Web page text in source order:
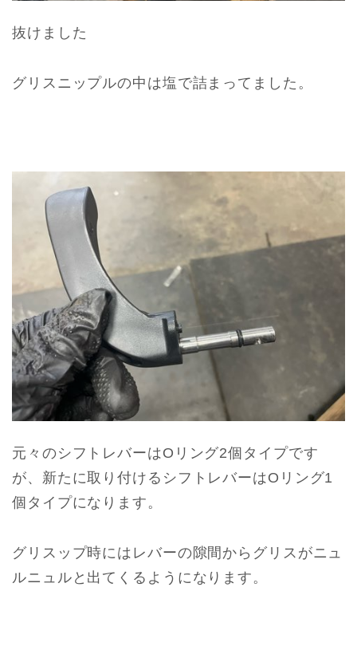
抜けました
グリスニップルの中は塩で詰まってました。
元々のシフトレバーはOリング2個タイプです
が、新たに取り付けるシフトレバーはOリング1
個タイプになります。
グリスップ時にはレバーの隙間からグリスがニュ
ルニュルと出てくるようになります。